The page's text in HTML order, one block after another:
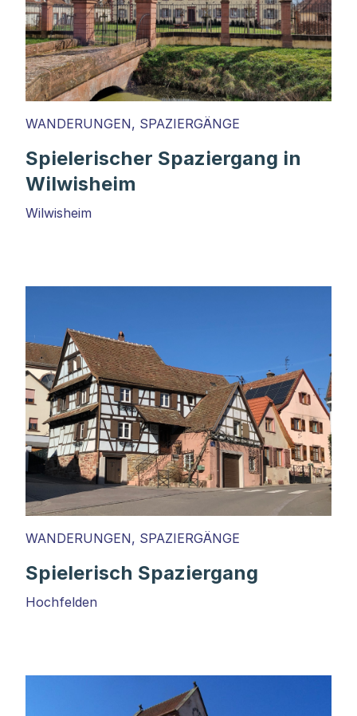
WANDERUNGEN, SPAZIERGÄNGE
Spielerischer Spaziergang in
Wilwisheim
Wilwisheim
WANDERUNGEN, SPAZIERGÄNGE
Spielerisch Spaziergang
Hochfelden